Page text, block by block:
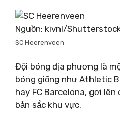
Nguồn: kivnl/
SC Heerenveen
Đội bóng địa phương là
bóng giống như Athletic
hay FC Barcelona, ​​​​gợi
bản sắc khu vực.